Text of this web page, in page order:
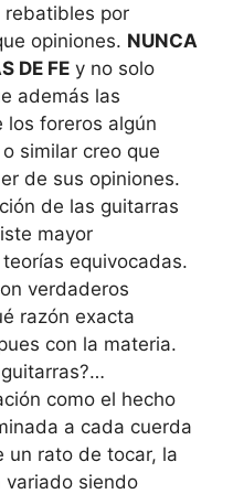
rebatibles por
opiniones. NUNCA
DE FE y no solo
además las
los foreros algún
similar creo que
de sus opiniones.
de las guitarras
mayor
equivocadas.
verdaderos
razón exacta
con la materia.
como el hecho
a cada cuerda
un rato de tocar, la
variado siendo